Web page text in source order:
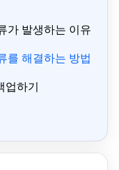
가 발생하는 이유
를 해결하는 방법
업하기